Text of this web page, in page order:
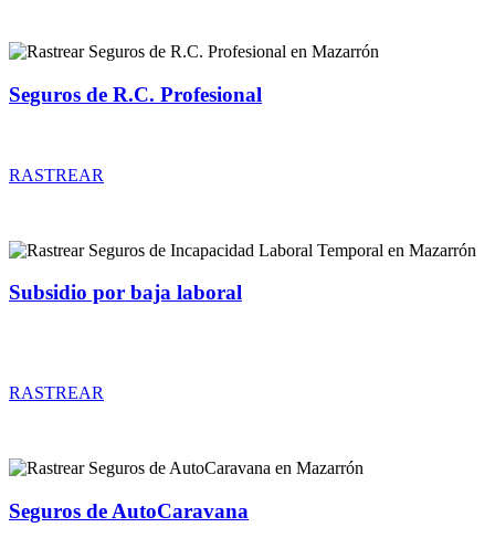
Seguros de R.C. Profesional
RASTREAR
Subsidio por baja laboral
RASTREAR
Seguros de AutoCaravana